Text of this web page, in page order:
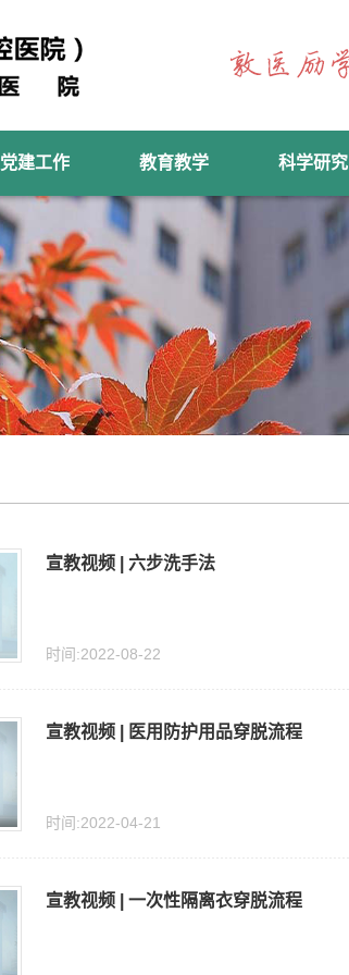
党建工作 教育教学 科学研究
宣教视频 | 六步洗手法
时间:2022-08-22
宣教视频 | 医用防护用品穿脱流程
时间:2022-04-21
宣教视频 | 一次性隔离衣穿脱流程